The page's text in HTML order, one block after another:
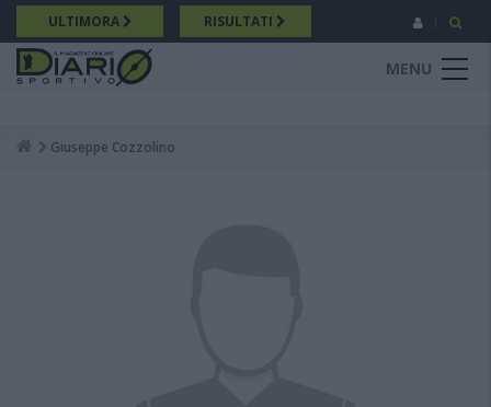
Salta
al
contenuto
principale
ULTIMORA RISULTATI
MENU
Breadcrumb
Giuseppe Cozzolino